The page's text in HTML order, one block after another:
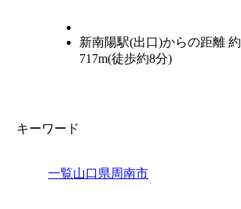
新南陽駅(出口)からの距離 約
717m(徒歩約8分)
キーワード
一覧山口県周南市